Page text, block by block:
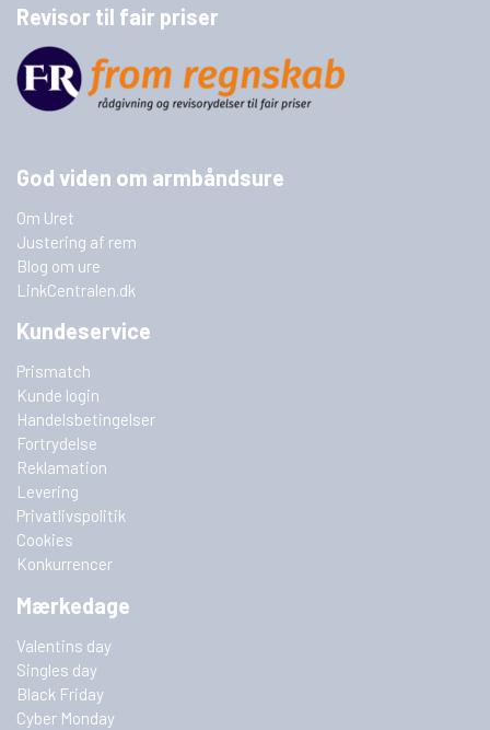
Revisor til fair priser
God viden om armbåndsure
Om Uret
Justering af rem
Blog om ure
LinkCentralen.dk
Kundeservice
Prismatch
Kunde login
Handelsbetingelser
Fortrydelse
Reklamation
Levering
Privatlivspolitik
Cookies
Konkurrencer
Mærkedage
Valentins day
Singles day
Black Friday
Cyber Monday